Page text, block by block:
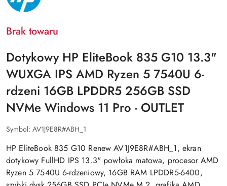
Brak towaru
Dotykowy HP EliteBook 835 G10 13.3"
WUXGA IPS AMD Ryzen 5 7540U 6-
rdzeni 16GB LPDDR5 256GB SSD
NVMe Windows 11 Pro - OUTLET
Symbol: AV1J9E8R#ABH_1
HP EliteBook 835 G10 Renew AV1J9E8R#ABH_1, ekran
dotykowy FullHD IPS 13.3" powłoka matowa, procesor AMD
Ryzen 5 7540U 6-rdzeniowy, 16GB RAM LPDDR5-6400,